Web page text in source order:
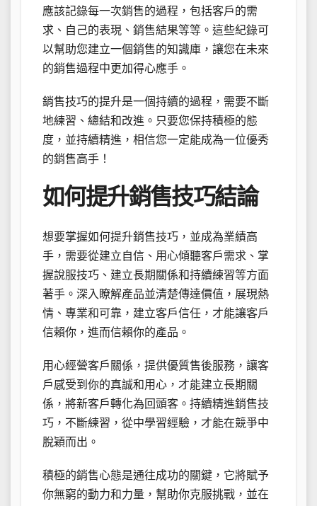
應該記錄每一次銷售的過程，包括客戶的需
求、自己的表現、銷售結果等等。這些紀錄可
以幫助您建立一個銷售的知識庫，讓您在未來
的銷售過程中更加得心應手。
銷售技巧的提升是一個持續的過程，需要不斷
地練習、總結和改進。只要您保持積極的態
度，並持續精進，相信您一定能成為一位優秀
的銷售高手！
如何提升銷售技巧結論
想要掌握如何提升銷售技巧，並成為業績高
手，需要從建立自信、用心傾聽客戶需求、掌
握說服技巧、建立長期關係和持續練習等方面
著手。深入瞭解產品並清楚傳達價值，展現熱
情、專業和可靠，建立客戶信任，才能讓客戶
信賴你，進而信賴你的產品。
用心經營客戶關係，提供優質售後服務，讓客
戶感受到你的真誠和用心，才能建立長期關
係，將新客戶轉化為回頭客。持續精進銷售技
巧，不斷練習，從中學習經驗，才能在競爭中
脫穎而出。
積極的銷售心態是通往成功的關鍵，它將賦予
你無窮的動力和力量，幫助你克服挑戰，並在